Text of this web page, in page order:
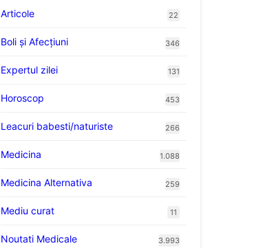
Articole 22
Boli și Afecțiuni 346
Expertul zilei 131
Horoscop 453
Leacuri babesti/naturiste 266
Medicina 1.088
Medicina Alternativa 259
Mediu curat 11
Noutati Medicale 3.993